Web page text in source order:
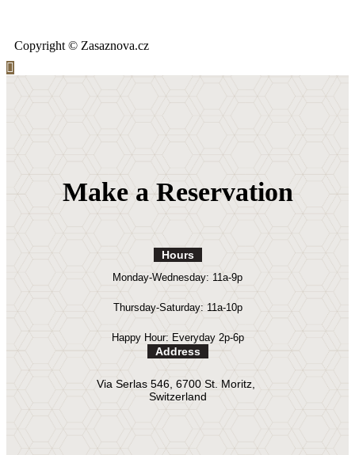
Copyright © Zasaznova.cz
Make a Reservation
Hours
Monday-Wednesday: 11a-9p
Thursday-Saturday: 11a-10p
Happy Hour: Everyday 2p-6p
Address
Via Serlas 546, 6700 St. Moritz,
Switzerland